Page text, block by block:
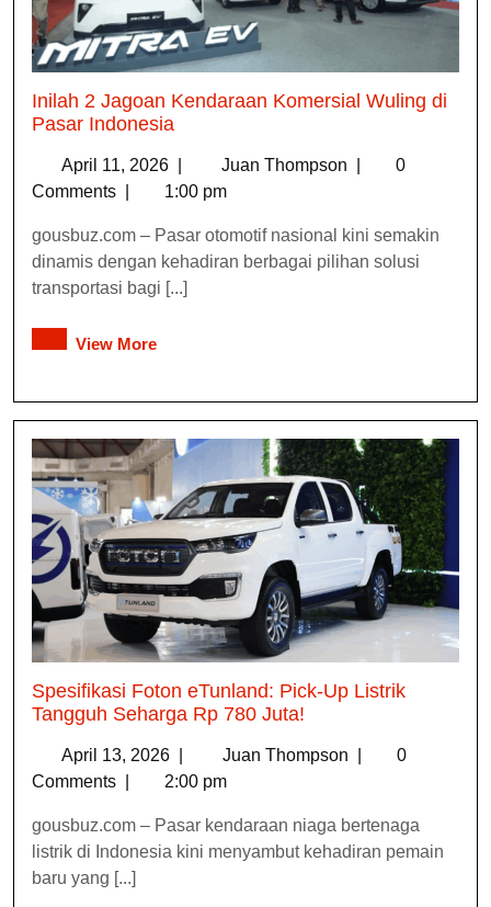
Inilah 2 Jagoan Kendaraan Komersial Wuling di
Pasar Indonesia
April 11, 2026 Juan Thompson
0
Comments
1:00 pm
gousbuz.com – Pasar otomotif nasional kini semakin
dinamis dengan kehadiran berbagai pilihan solusi
transportasi bagi [...]
View More
Spesifikasi Foton eTunland: Pick-Up Listrik
Tangguh Seharga Rp 780 Juta!
April 13, 2026 Juan Thompson
0
Comments
2:00 pm
gousbuz.com – Pasar kendaraan niaga bertenaga
listrik di Indonesia kini menyambut kehadiran pemain
baru yang [...]